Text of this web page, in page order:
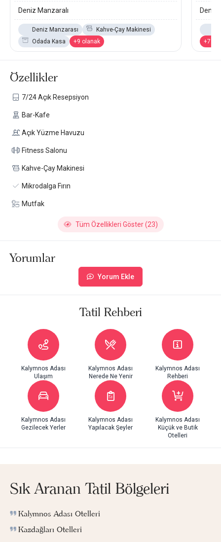
Deniz Manzaralı
Deniz Manzarası
Kahve-Çay Makinesi
Odada Kasa
+9 olanak
Deniz
+7
Özellikler
7/24 Açık Resepsiyon
Bar-Kafe
Açık Yüzme Havuzu
Fitness Salonu
Kahve-Çay Makinesi
Mikrodalga Fırın
Mutfak
Tüm Özellikleri Göster (23)
Yorumlar
Yorum Ekle
Tatil Rehberi
Kalymnos Adası
Ulaşım
Kalymnos Adası
Nerede Ne Yenir
Kalymnos Adası
Rehberi
Kalymnos Adası
Gezilecek Yerler
Kalymnos Adası
Yapılacak Şeyler
Kalymnos Adası
Küçük ve Butik
Otelleri
Sık Aranan Tatil Bölgeleri
Kalymnos Adası Otelleri
Kazdağları Otelleri